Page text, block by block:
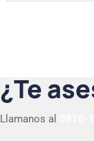
¿Te
Llamanos al